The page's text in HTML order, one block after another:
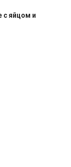
с яйцом и